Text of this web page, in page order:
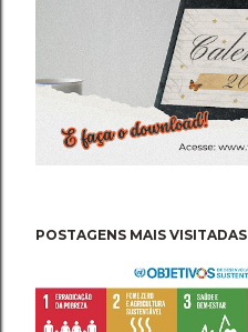
POSTAGENS MAIS VISITADAS